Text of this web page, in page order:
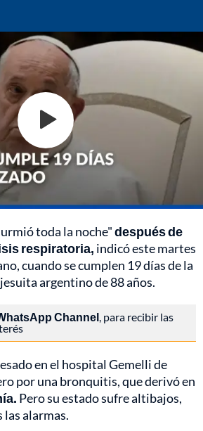
toda la noche"después de
respiratoria, indicó este martes
cuando se cumplen 19 días de la
argentino de 88 años.
Channel , para recibir las
en el hospital Gemelli de
por una bronquitis, que derivó en
Pero su estado sufre altibajos,
alarmas.